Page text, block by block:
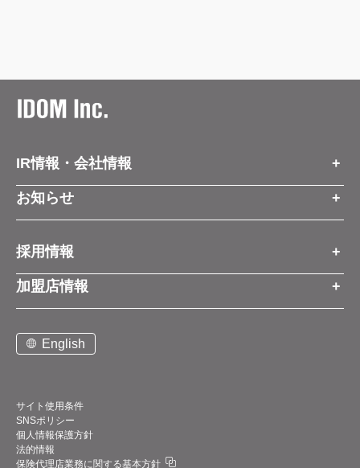
IR情報・会社情報
IR情報トップ
会社情報
お知らせ
経営方針
事業展開
中期経営計画
デジタルトランスフォーメーション（DX）
お知らせ
プレスリリース
コーポレートブログ
お問い合わせ
採用情報
採用情報トップ
新卒営業職
中途営業職
新卒・中途アフターサービス職
アルバイト
加盟店情報
ご契約までの流れと費用
仕組みメリット
加盟店紹介
お問い合わせ
English
サイト使用条件
SNSポリシー
個人情報保護方針
法的情報
保険代理店業務に関する基本方針